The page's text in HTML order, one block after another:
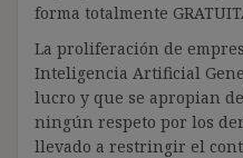
forma totalmente
La proliferación de
Inteligencia Artificial
lucro y que se apropian
ningún respeto por los
llevado a restringir el